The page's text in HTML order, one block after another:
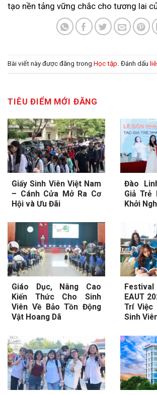
tạo nền tảng vững chắc cho tương lai
Bài viết này được đăng trong Học tập. Đánh dấu
TIÊU ĐIỂM MỚI ĐĂNG
Giấy Sinh Viên Việt Nam
– Cánh Cửa Mở Ra Cơ
Hội và Ưu Đãi
Đào
Giả Trẻ
Khởi
Giáo Dục, Nâng Cao
Kiến Thức Cho Sinh
Viên Về Bảo Tồn Động
Vật Hoang Dã
EAUT
Trí Việc
Sinh